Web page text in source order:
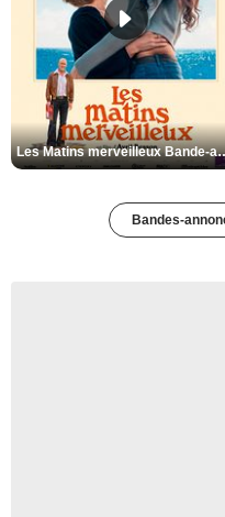
Les Matins
Bandes-